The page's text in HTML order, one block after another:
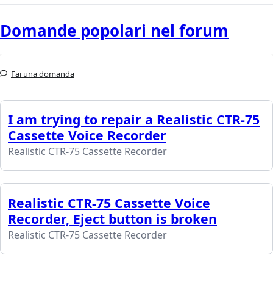
Domande popolari nel forum
Fai una domanda
I am trying to repair a Realistic CTR-75
Cassette Voice Recorder
Realistic CTR-75 Cassette Recorder
Realistic CTR-75 Cassette Voice
Recorder, Eject button is broken
Realistic CTR-75 Cassette Recorder